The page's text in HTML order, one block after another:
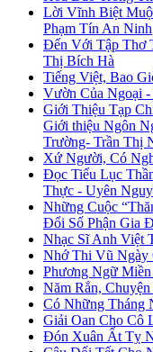
Lời Vĩnh Biệt
Phạm Tín An Ninh
Đến Với Tập Thơ
Thị Bích Hà
Tiếng Việt, Bao
Vườn Của Ngoại
Giới Thiệu Tạp
Giới thiệu Ngôn
Trường- Trần Thị
Xứ Người, Có
Đọc Tiểu Lục
Thực - Uyên
Những Cuộc
Đổi Số Phận Gia
Nhạc Sĩ Anh Việt
Nhớ Thi Vũ Ngày
Phương Ngữ
Năm Rắn,
Có Những Tháng
Giải Oan Cho Cô
Đón Xuân Ất Tỵ